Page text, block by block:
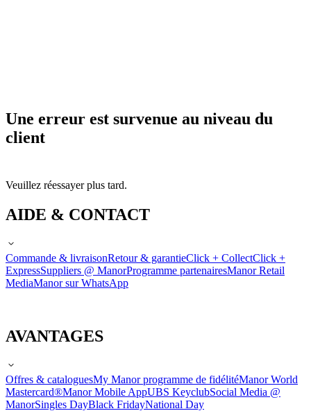
Une erreur est survenue au niveau du
client
Veuillez réessayer plus tard.
AIDE & CONTACT
Commande & livraisonRetour & garantieClick + CollectClick +
ExpressSuppliers @ ManorProgramme partenairesManor Retail
MediaManor sur WhatsApp
AVANTAGES
Offres & cataloguesMy Manor programme de fidélitéManor World
Mastercard®Manor Mobile AppUBS KeyclubSocial Media @
ManorSingles DayBlack FridayNational Day